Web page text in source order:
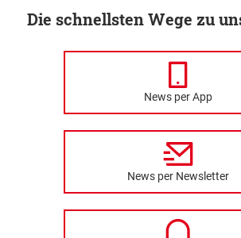
Die schnellsten Wege zu
News per App
News per Newsletter